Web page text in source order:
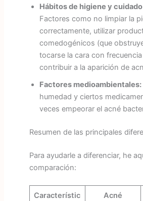
Hábitos de higiene y
Factores como no limpiar la
correctamente, utilizar
comedogénicos (que
tocarse la cara con
contribuir a la aparición de
Factores medioambientales:
humedad y ciertos
veces empeorar el acné
Resumen de las principales
Para ayudarle a diferenciar, he
comparación:
Característic
Acné